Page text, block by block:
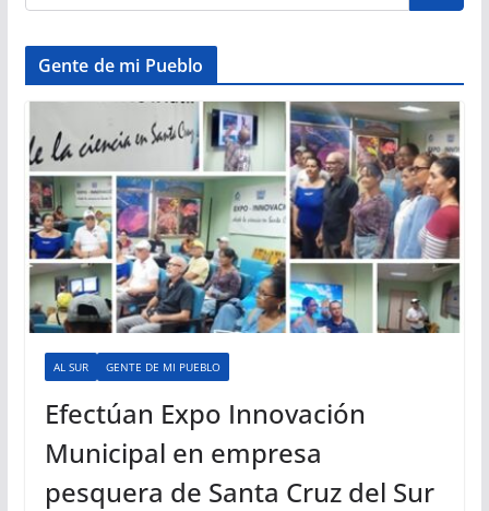
Gente de mi Pueblo
AL SUR GENTE DE MI PUEBLO
Efectúan Expo Innovación
Municipal en empresa
pesquera de Santa Cruz del Sur